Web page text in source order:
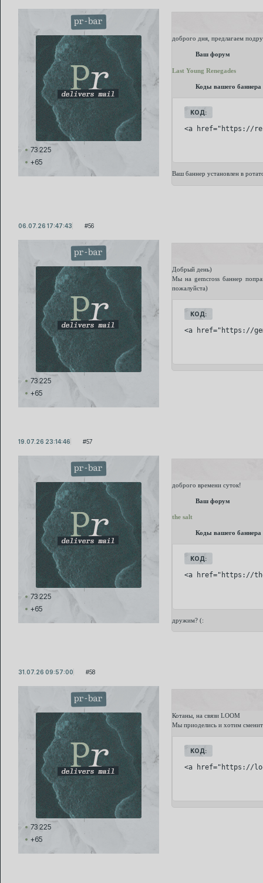
pr-bar
73 225
+65
доброго дня, предлагаем
Ваш форум
Last Young Renegades
Коды вашего баннера
КОД:
<a href="https://
Ваш баннер установлен в
56
06.07.26 17:47:43
pr-bar
73 225
+65
Добрый день)
Мы на gemcross баннер
пожалуйста)
КОД:
<a href="https://
57
19.07.26 23:14:46
pr-bar
73 225
+65
доброго времени суток!
Ваш форум
the salt
Коды вашего баннера
КОД:
<a href="https://
дружим? (:
58
31.07.26 09:57:00
pr-bar
73 225
+65
Котаны, на связи LOOM
Мы приоделись и хотим
КОД:
<a href="https://